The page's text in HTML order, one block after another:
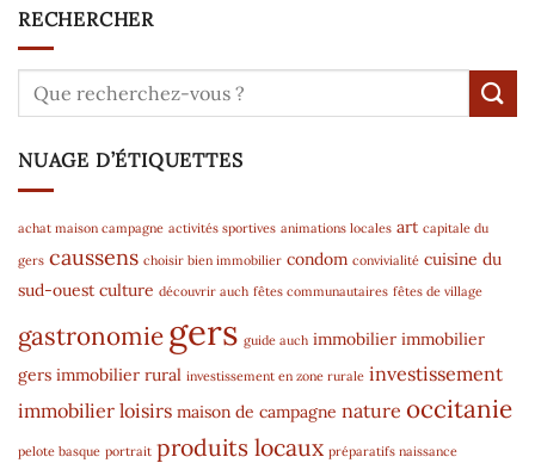
RECHERCHER
NUAGE D’ÉTIQUETTES
achat maison campagne activités sportives animations locales art capitale du
gers caussens choisir bien immobilier condom convivialité cuisine du
sud-ouest culture découvrir auch fêtes communautaires fêtes de village
gastronomiegers guide auch immobilier immobilier
gers immobilier rural investissement en zone rurale investissement
immobilier loisirs maison de campagne nature occitanie
pelote basque portrait produits locaux préparatifs naissance